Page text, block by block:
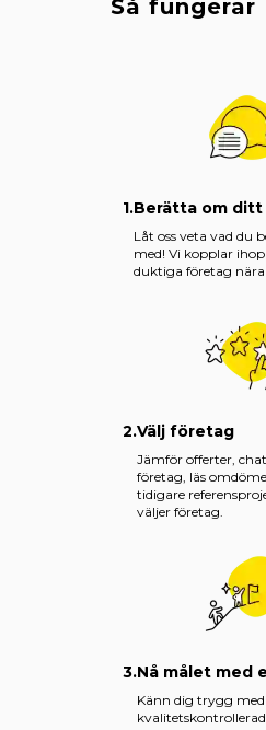
Så fungerar
1.Berätta om
Låt oss veta vad du
med! Vi kopplar
duktiga företag nära
2.Välj företag
Jämför offerter,
företag, läs
tidigare
väljer företag.
3.Nå målet med
Känn dig trygg